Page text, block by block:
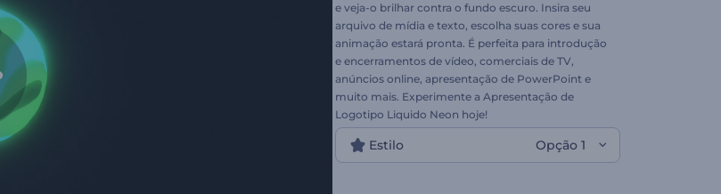
e veja-o brilhar contra o fundo escuro. Insira seu
arquivo de mídia e texto, escolha suas cores e sua
animação estará pronta. É perfeita para introdução
e encerramentos de vídeo, comerciais de TV,
anúncios online, apresentação de PowerPoint e
muito mais. Experimente a Apresentação de
Logotipo Liquido Neon hoje!
Estilo Opção 1